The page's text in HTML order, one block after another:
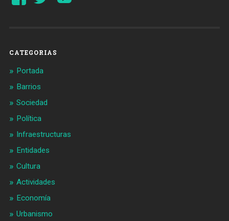
CATEGORIAS
Portada
Barrios
Sociedad
Política
Infraestructuras
Entidades
Cultura
Actividades
Economía
Urbanismo